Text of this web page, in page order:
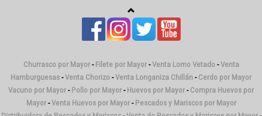
Churrasco por Mayor- Filete por Mayor-Venta Lomo Vetado-Venta
Hamburguesas -Venta Chorizo -Venta Longaniza Chillán - Cerdo por Mayor
Vacuno por Mayor - Pollo por Mayor - Huevos por Mayor - Compra Huevos por
Mayor-Venta Huevos por Mayor- Pescados y Mariscos por Mayor